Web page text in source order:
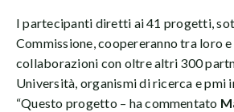
I partecipanti diretti ai 41 progetti,
Commissione, coopereranno tra loro
collaborazioni con oltre altri 300
Università, organismi di ricerca e pmi
“Questo progetto – ha commentato